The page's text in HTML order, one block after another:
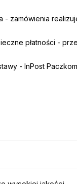
- zamówienia
płatności -
- InPost